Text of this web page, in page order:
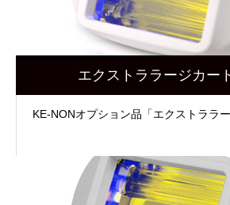
エクストララージカー
KE-NONオプション品「エクストララ